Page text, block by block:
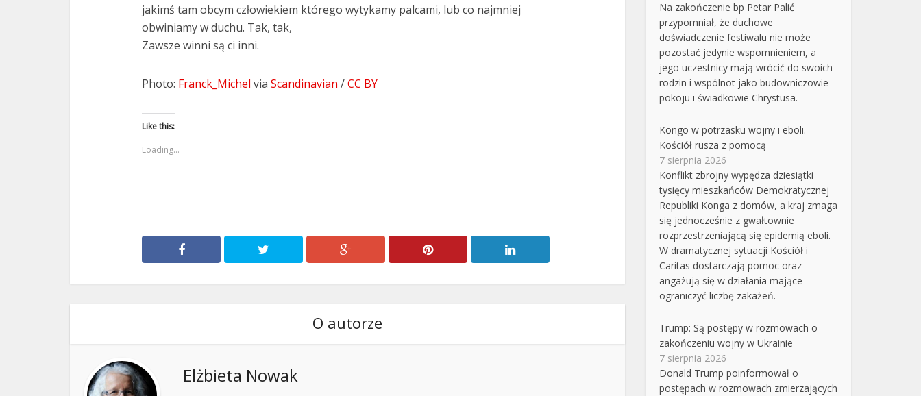
jakimś tam obcym człowiekiem którego wytykamy palcami, lub co najmniej
obwiniamy w duchu. Tak, tak,
Zawsze winni są ci inni.
Photo: Franck_Michel via Scandinavian /CC BY
Like this:
Loading...
O autorze
Elżbieta Nowak
Na zakończenie bp Petar Palić
przypomniał, że duchowe
doświadczenie festiwalu nie może
pozostać jedynie wspomnieniem, a
jego uczestnicy mają wrócić do swoich
rodzin i wspólnot jako budowniczowie
pokoju i świadkowie Chrystusa.
Kongo w potrzasku wojny i eboli.
Kościół rusza z pomocą
7 sierpnia 2026
Konflikt zbrojny wypędza dziesiątki
tysięcy mieszkańców Demokratycznej
Republiki Konga z domów, a kraj zmaga
się jednocześnie z gwałtownie
rozprzestrzeniającą się epidemią eboli.
W dramatycznej sytuacji Kościół i
Caritas dostarczają pomoc oraz
angażują się w działania mające
ograniczyć liczbę zakażeń.
Trump: Są postępy w rozmowach o
zakończeniu wojny w Ukrainie
7 sierpnia 2026
Donald Trump poinformował o
postępach w rozmowach zmierzających